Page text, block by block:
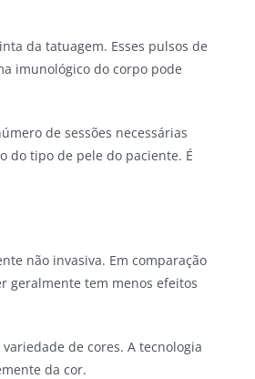
da tatuagem. Esses pulsos de
imunológico do corpo pode
de sessões necessárias
do tipo de pele do paciente. É
não invasiva. Em comparação
geralmente tem menos efeitos
de cores. A tecnologia
da cor.